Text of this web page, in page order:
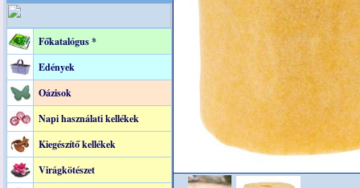
Főkatalógus *
Edények
Oázisok
Napi használati kellékek
Kiegészítő kellékek
Virágkötészet